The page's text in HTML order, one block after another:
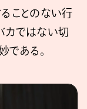
ことのない行
カではない切
である。